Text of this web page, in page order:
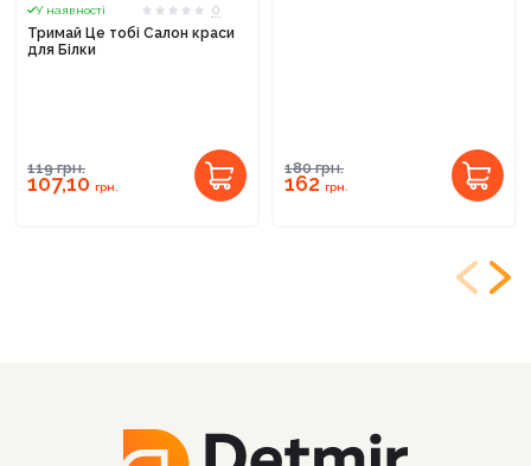
У наявності
0
Тримай Це тобі Салон краси
для Білки
119грн.
107,10 грн.
180грн.
162грн.